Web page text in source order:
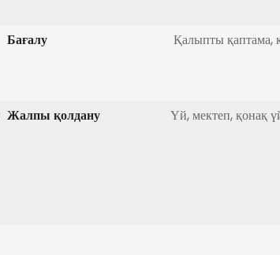
Бағалу Қалыпты қаптама,
Жалпы қолдану Үй, мектеп, қонақ